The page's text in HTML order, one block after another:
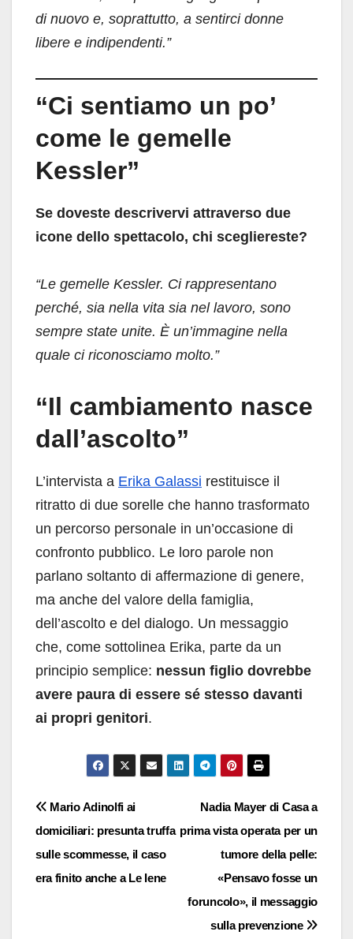
di nuovo e, soprattutto, a sentirci donne
libere e indipendenti.”
“Ci sentiamo un po’
come le gemelle
Kessler”
Se doveste descrivervi attraverso due
icone dello spettacolo, chi scegliereste?
“Le gemelle Kessler. Ci rappresentano
perché, sia nella vita sia nel lavoro, sono
sempre state unite. È un’immagine nella
quale ci riconosciamo molto.”
“Il cambiamento nasce
dall’ascolto”
L’intervista a Erika Galassi restituisce il
ritratto di due sorelle che hanno trasformato
un percorso personale in un’occasione di
confronto pubblico. Le loro parole non
parlano soltanto di affermazione di genere,
ma anche del valore della famiglia,
dell’ascolto e del dialogo. Un messaggio
che, come sottolinea Erika, parte da un
principio semplice: nessun figlio dovrebbe
avere paura di essere sé stesso davanti
ai propri genitori.
Navigazione
articoli
Nadia Mayer di Casa a
prima vista operata per un
tumore della pelle:
«Pensavo fosse un
foruncolo», il messaggio
sulla prevenzione
Mario Adinolfi ai
domiciliari: presunta truffa
sulle scommesse, il caso
era finito anche a Le Iene